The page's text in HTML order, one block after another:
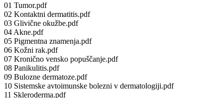
01 Tumor.pdf
02 Kontaktni dermatitis.pdf
03 Glivične okužbe.pdf
04 Akne.pdf
05 Pigmentna znamenja.pdf
06 Kožni rak.pdf
07 Kronično vensko popuščanje.pdf
08 Panikulitis.pdf
09 Bulozne dermatoze.pdf
10 Sistemske avtoimunske bolezni v dermatologiji.pdf
11 Skleroderma.pdf